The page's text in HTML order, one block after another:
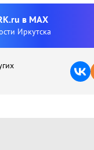
в MAX
Иркутска